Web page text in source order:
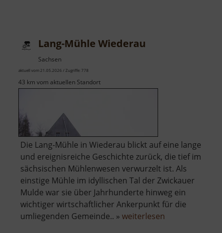
Lang-Mühle Wiederau
Sachsen
aktuell vom 21.05.2026 / Zugriffe: 778
43 km vom aktuellen Standort
Die Lang-Mühle in Wiederau blickt auf eine lange
und ereignisreiche Geschichte zurück, die tief im
sächsischen Mühlenwesen verwurzelt ist. Als
einstige Mühle im idyllischen Tal der Zwickauer
Mulde war sie über Jahrhunderte hinweg ein
wichtiger wirtschaftlicher Ankerpunkt für die
umliegenden Gemeinde.. » weiterlesen